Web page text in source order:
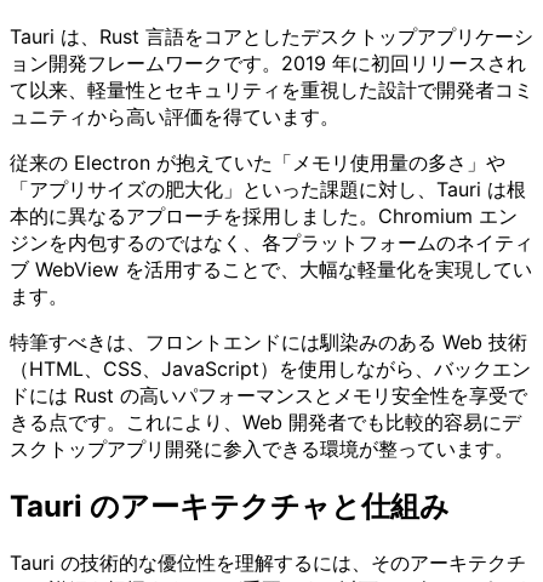
Tauri は、Rust 言語をコアとしたデスクトップアプリケーシ
ョン開発フレームワークです。2019 年に初回リリースされ
て以来、軽量性とセキュリティを重視した設計で開発者コミ
ュニティから高い評価を得ています。
従来の Electron が抱えていた「メモリ使用量の多さ」や
「アプリサイズの肥大化」といった課題に対し、Tauri は根
本的に異なるアプローチを採用しました。Chromium エン
ジンを内包するのではなく、各プラットフォームのネイティ
ブ WebView を活用することで、大幅な軽量化を実現してい
ます。
特筆すべきは、フロントエンドには馴染みのある Web 技術
（HTML、CSS、JavaScript）を使用しながら、バックエン
ドには Rust の高いパフォーマンスとメモリ安全性を享受で
きる点です。これにより、Web 開発者でも比較的容易にデ
スクトップアプリ開発に参入できる環境が整っています。
Tauri のアーキテクチャと仕組み
Tauri の技術的な優位性を理解するには、そのアーキテクチ